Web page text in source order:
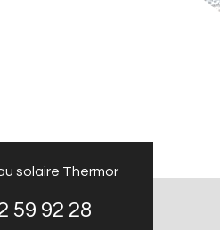
solaire Thermor
59 92 28